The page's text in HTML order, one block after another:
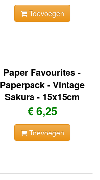
Toevoegen
Paper Favourites -
Paperpack - Vintage
Sakura - 15x15cm
€ 6,25
Toevoegen